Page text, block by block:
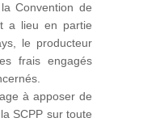
Convention de
a lieu en partie
le producteur
frais engagés
à apposer de
SCPP sur toute